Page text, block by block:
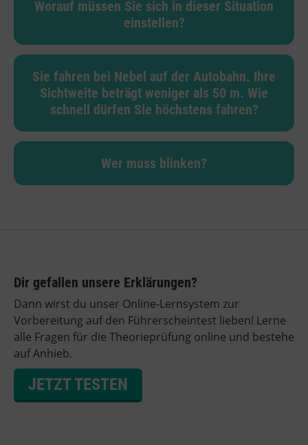
Worauf müssen Sie sich in dieser Situation
einstellen?
Sie fahren bei Nebel auf der Autobahn. Ihre
Sichtweite beträgt weniger als 50 m. Wie
schnell dürfen Sie höchstens fahren?
Wer muss blinken?
Dir gefallen unsere Erklärungen?
Dann wirst du unser Online-Lernsystem zur
Vorbereitung auf den Führerscheintest lieben! Lerne
alle Fragen für die Theorieprüfung online und bestehe
auf Anhieb.
JETZT TESTEN